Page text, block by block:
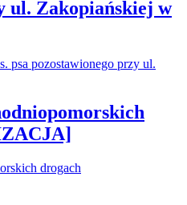
ul. Zakopiańskiej w